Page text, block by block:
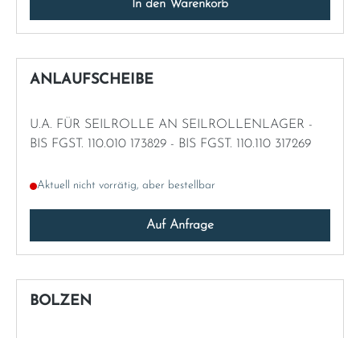
In den Warenkorb
ANLAUFSCHEIBE
U.A. FÜR SEILROLLE AN SEILROLLENLAGER -
BIS FGST. 110.010 173829 - BIS FGST. 110.110 317269
Aktuell nicht vorrätig, aber bestellbar
Auf Anfrage
BOLZEN
Spain
Sweden